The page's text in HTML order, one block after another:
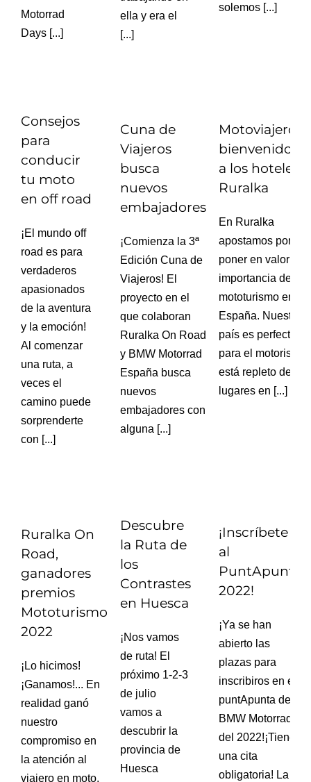
Motorrad
Days [...]
ella y era el
[...]
solemos [...]
Consejos
para
conducir
tu moto
en off road
¡El mundo off
road es para
verdaderos
apasionados
de la aventura
y la emoción!
Al comenzar
una ruta, a
veces el
camino puede
sorprenderte
con [...]
Cuna de
Viajeros
busca
nuevos
embajadores
¡Comienza la 3ª
Edición Cuna de
Viajeros! El
proyecto en el
que colaboran
Ruralka On Road
y BMW Motorrad
España busca
nuevos
embajadores con
alguna [...]
Motoviajeros,
bienvenidos
a los hoteles
Ruralka
En Ruralka
apostamos por
poner en valor la
importancia del
mototurismo en
España. Nuestro
país es perfecto
para el motorista,
está repleto de
lugares en [...]
Ruralka On
Road,
ganadores
premios
Mototurismo
2022
¡Lo hicimos!
¡Ganamos!... En
realidad ganó
nuestro
compromiso en
la atención al
viajero en moto,
Descubre
la Ruta de
los
Contrastes
en Huesca
¡Nos vamos
de ruta! El
próximo 1-2-3
de julio
vamos a
descubrir la
provincia de
Huesca
¡Inscríbete
al
PuntApunta
2022!
¡Ya se han
abierto las
plazas para
inscribiros en el
puntApunta de
BMW Motorrad
del 2022!¡Tienes
una cita
obligatoria! La